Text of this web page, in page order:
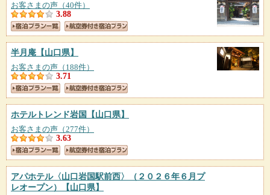
お客さまの声（40件）
3.88
半月庵 【山口県】
お客さまの声（188件）
3.71
ホテルトレンド岩国 【山口県】
お客さまの声（277件）
3.63
アパホテル〈山口岩国駅前西〉（２０２６年６月プ
レオープン）
【山口県】